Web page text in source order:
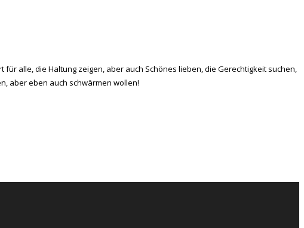
alle, die Haltung zeigen, aber auch Schönes lieben, die Gerechtigkeit suchen,
aber eben auch schwärmen wollen!